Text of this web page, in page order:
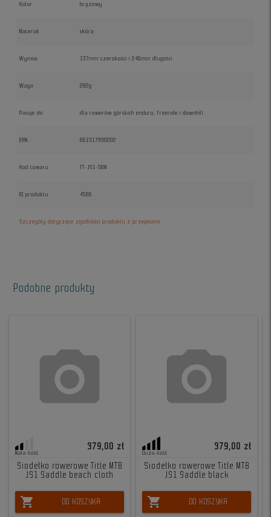
Kolor brązowy
Materiał skóra
Wymiar 137mm szerokości i 246mm długości
Waga 282g
Pasuje do dla rowerów górskich enduro, freeride i downhill
EAN 661317990202
Kod towaru TT-JS1-SBN
ID produktu 4566
Szczegóły dotyczące zgodności produktu z przepisami
Podobne produkty
Mała ilość
379,00 zł
Siodełko rowerowe Title MTB
JS1 Saddle beach cloth
shopping_cart DO KOSZYKA
Duża ilość
379,00 zł
Siodełko rowerowe Title MTB
JS1 Saddle black
shopping_cart DO KOSZYKA